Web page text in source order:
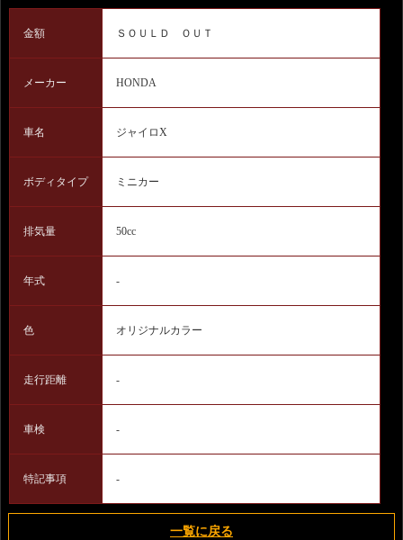
金額 ＳＯＵＬＤ ＯＵＴ
メーカー HONDA
車名 ジャイロX
ボディタイプ ミニカー
排気量 50cc
年式 -
色 オリジナルカラー
走行距離 -
車検 -
特記事項 -
一覧に戻る